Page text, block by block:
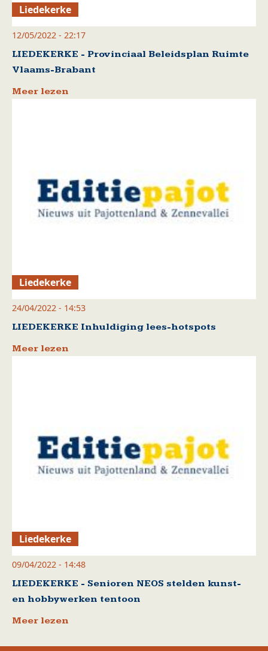
Liedekerke
12/05/2022 - 22:17
LIEDEKERKE - Provinciaal Beleidsplan Ruimte
Vlaams-Brabant
Meer lezen
Liedekerke
24/04/2022 - 14:53
LIEDEKERKE Inhuldiging lees-hotspots
Meer lezen
Liedekerke
09/04/2022 - 14:48
LIEDEKERKE - Senioren NEOS stelden kunst-
en hobbywerken tentoon
Meer lezen